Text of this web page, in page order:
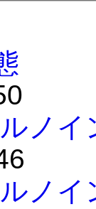
ノイ
ノイ